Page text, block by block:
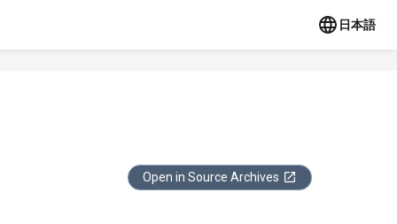
日本語
Open in Source Archives